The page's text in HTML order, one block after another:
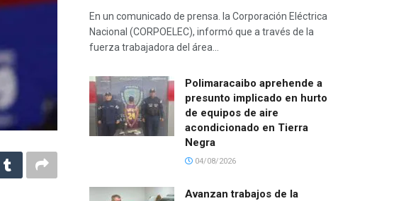
En un comunicado de prensa. la Corporación Eléctrica
Nacional (CORPOELEC), informó que a través de la
fuerza trabajadora del área...
Polimaracaibo aprehende a
presunto implicado en hurto
de equipos de aire
acondicionado en Tierra
Negra
04/08/2026
Avanzan trabajos de la